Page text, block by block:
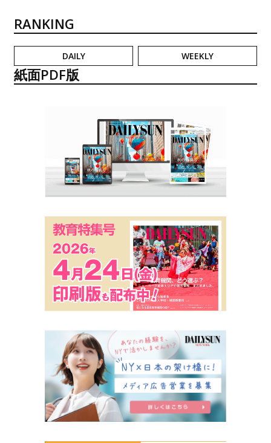
RANKING
DAILY WEEKLY
紙面PDF版